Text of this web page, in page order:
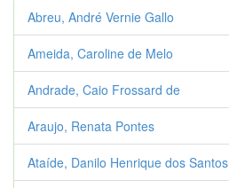
Abreu, André Vernie Gallo
Ameida, Caroline de Melo
Andrade, Caio Frossard de
Araujo, Renata Pontes
Ataíde, Danilo Henrique dos Santos